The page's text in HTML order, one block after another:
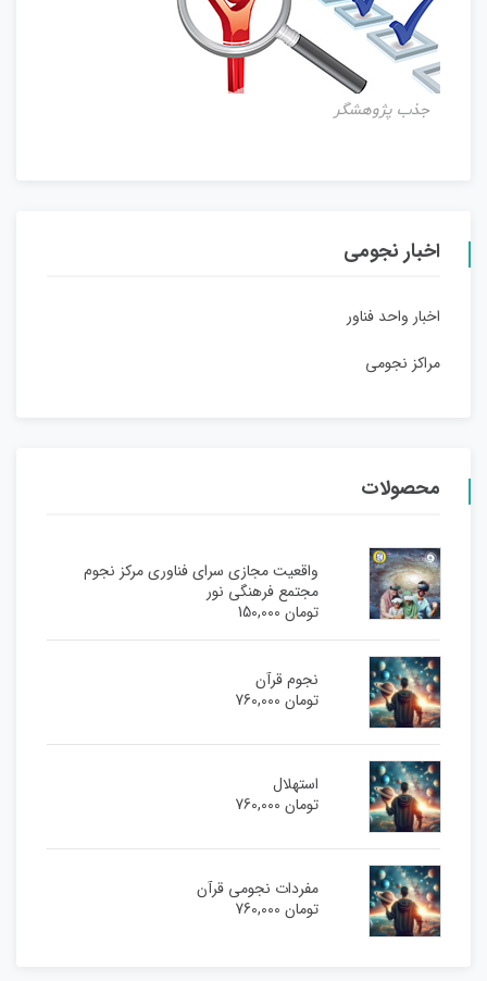
جذب پژوهشگر
اخبار نجومی
اخبار واحد فناور
مراکز نجومی
محصولات
واقعیت مجازی سرای فناوری مرکز نجوم
مجتمع فرهنگی نور
تومان150,000
نجوم قرآن
تومان760,000
استهلال
تومان760,000
مفردات نجومی قرآن
تومان760,000